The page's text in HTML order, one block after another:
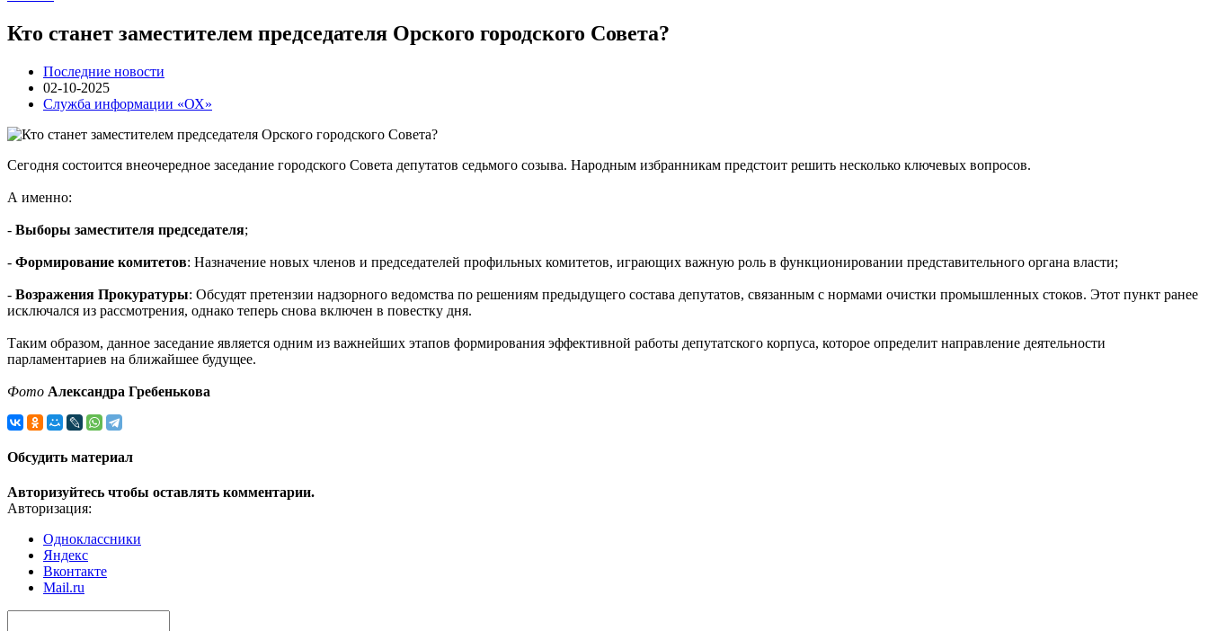
Кто станет заместителем председателя Орского городского Совета?
Последние новости
02-10-2025
Служба информации «ОХ»
Сегодня состоится внеочередное заседание городского Совета депутатов седьмого созыва. Народным избранникам предстоит решить несколько ключевых вопросов.
А именно:
- Выборы заместителя председателя;
- Формирование комитетов: Назначение новых членов и председателей профильных комитетов, играющих важную роль в функционировании представительного органа власти;
- Возражения Прокуратуры: Обсудят претензии надзорного ведомства по решениям предыдущего состава депутатов, связанным с нормами очистки промышленных стоков. Этот пункт ранее
исключался из рассмотрения, однако теперь снова включен в повестку дня.
Таким образом, данное заседание является одним из важнейших этапов формирования эффективной работы депутатского корпуса, которое определит направление деятельности
парламентариев на ближайшее будущее.
Фото Александра Гребенькова
Обсудить материал
Авторизуйтесь чтобы оставлять комментарии.
Авторизация:
Одноклассники
Яндекс
Вконтакте
Mail.ru